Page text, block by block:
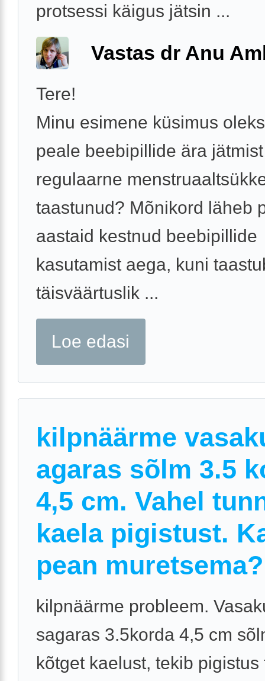
protsessi käigus jätsin ...
Vastas dr Anu
Tere!
Minu esimene küsimus
peale beebipillide ära
regulaarne
taastunud? Mõnikord läheb
aastaid kestnud beebipillide
kasutamist aega, kuni
täisväärtuslik ...
Loe edasi
kilpnäärme
agaras sõlm 3.5
4,5 cm. Vahel
kaela pigistust.
pean muretsema?
kilpnäärme probleem.
sagaras 3.5korda 4,5 cm
kõtget kaelust, tekib pigistus